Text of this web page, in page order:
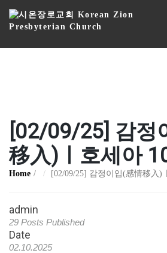
[02/09/25] 감정
移入)ㅣ호세아
Home [02/09/25] 감정이입(感情移入)
admin
29 Posts Published
Date
02.10.2025